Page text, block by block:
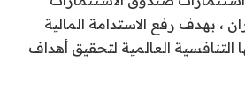
، بهدف رفع الاستدامة المالية
التنافسية العالمية لتحقيق أهداف